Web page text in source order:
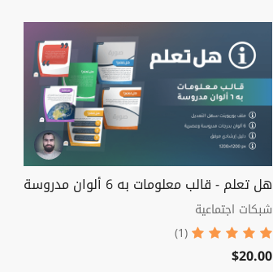
هل تعلم - قالب معلومات به 6 ألوان مدروسة
شبكات اجتماعية
(1)
$20.00